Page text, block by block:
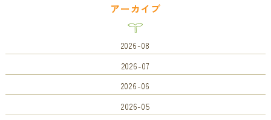
アーカイブ
2026-08
2026-07
2026-06
2026-05